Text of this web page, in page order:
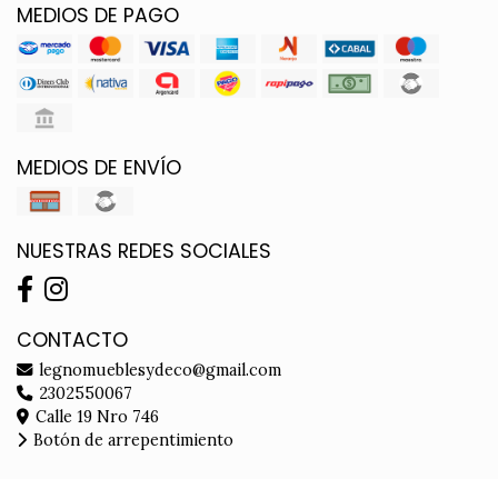
MEDIOS DE PAGO
MEDIOS DE ENVÍO
NUESTRAS REDES SOCIALES
CONTACTO
legnomueblesydeco@gmail.com
2302550067
Calle 19 Nro 746
Botón de arrepentimiento